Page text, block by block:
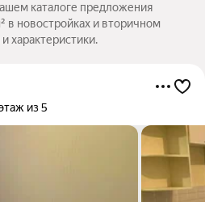
каталоге предложения
в новостройках и вторичном
характеристики.
из 5